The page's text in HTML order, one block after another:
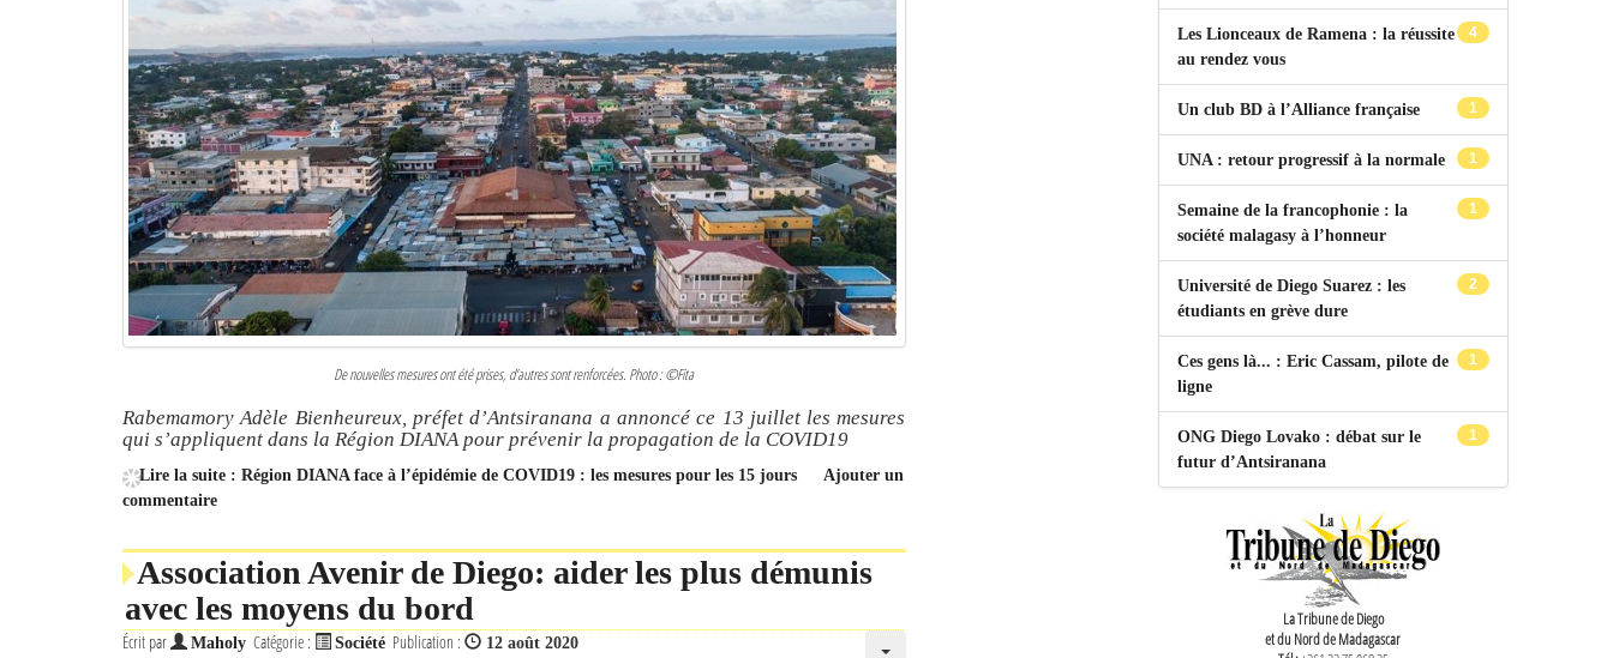
De nouvelles mesures ont été prises, d’autres sont renforcées. Photo : ©Fita
Rabemamory Adèle Bienheureux, préfet d’Antsiranana a annoncé ce 13 juillet les mesures
qui s’appliquent dans la Région DIANA pour prévenir la propagation de la COVID19
Lire la suite : Région DIANA face à l’épidémie de COVID19 : les mesures pour les 15 jours
Ajouter un
commentaire
Association Avenir de Diego: aider les plus démunis
avec les moyens du bord
Écrit par Maholy Catégorie : Société Publication : 12 août 2020
4
Les Lionceaux de Ramena : la réussite
au rendez vous
1
Un club BD à l’Alliance française
1
UNA : retour progressif à la normale
1
Semaine de la francophonie : la
société malagasy à l’honneur
2
Université de Diego Suarez : les
étudiants en grève dure
1
Ces gens là... : Eric Cassam, pilote de
ligne
1
ONG Diego Lovako : débat sur le
futur d’Antsiranana
La Tribune de Diego
et du Nord de Madagascar